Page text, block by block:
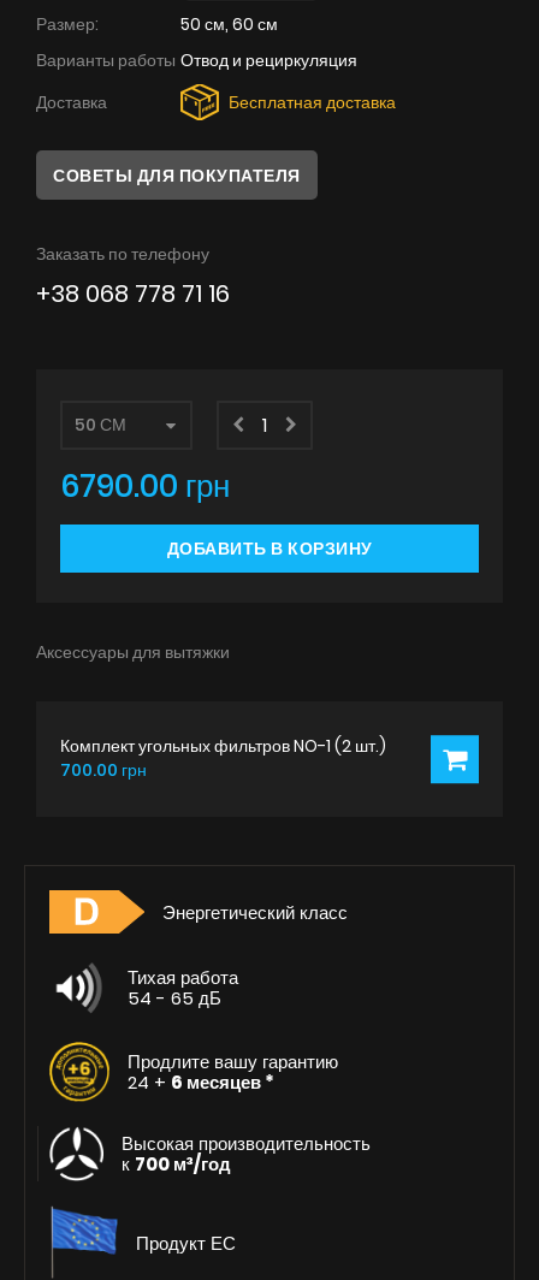
Советы
Сервис
Размер:
50 см, 60 см
Варианты работы Отвод и рециркуляция
Доставка
Бесплатная доставка
СОВЕТЫ ДЛЯ ПОКУПАТЕЛЯ
Заказать по телефону
+38 068 778 71 16
6790.00 грн
ДОБАВИТЬ В КОРЗИНУ
Аксессуары для вытяжки
Комплект угольных фильтров NO-1 (2 шт.)
700.00 грн
Энергетический класс
Тихая работа
54 - 65 дБ
Продлите вашу гарантию
24 + 6 месяцев *
Высокая производительность
к 700 м³/год
Продукт ЕС